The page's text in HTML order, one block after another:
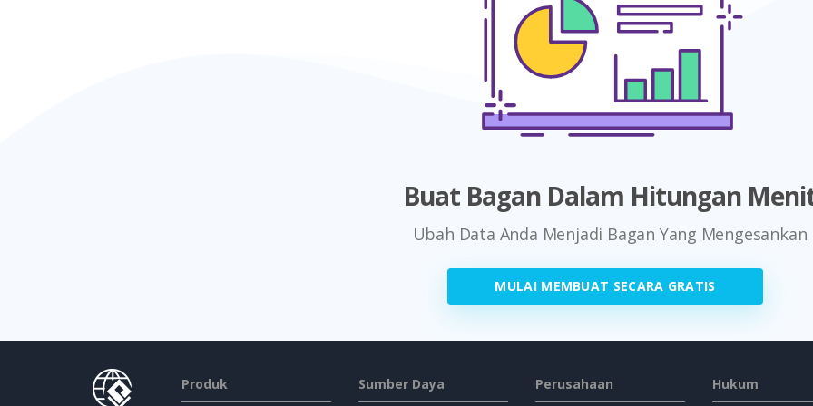
Buat Bagan Dalam Hitungan
Ubah Data Anda Menjadi Bagan Yang Mengesankan
MULAI MEMBUAT SECARA GRATIS
Produk Sumber Daya Perusahaan Hukum